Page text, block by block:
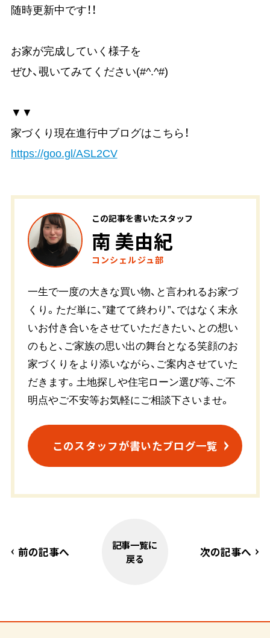
随時更新中です！！
お家が完成していく様子を
ぜひ、覗いてみてください(#^.^#)
▼▼
家づくり現在進行中ブログはこちら！
https://goo.gl/ASL2CV
この記事を書いたスタッフ
南 美由紀
コンシェルジュ部
一生で一度の大きな買い物、と言われるお家づ
くり。ただ単に、”建てて終わり”、ではなく末永
いお付き合いをさせていただきたい、との想い
のもと、ご家族の思い出の舞台となる笑顔のお
家づくりをより添いながら、ご案内させていた
だきます。土地探しや住宅ローン選び等、ご不
明点やご不安等お気軽にご相談下さいませ。
このスタッフが書いたブログ一覧
前の記事へ
記事一覧に
戻る
次の記事へ